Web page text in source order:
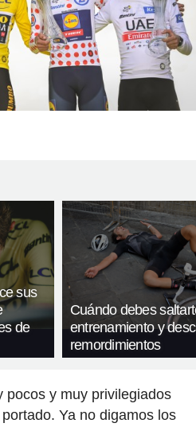
sus
de
Cuándo debes
entrenamiento y
remordimientos
pocos y muy privilegiados
Ya no digamos los